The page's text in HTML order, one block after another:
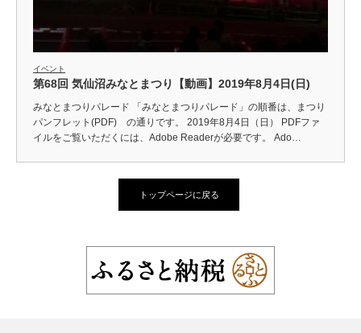
イベント
第68回 気仙沼みなとまつり【動画】2019年8月4日(日)
みなとまつりパレード 「みなとまつりパレード」の順番は、まつり
パンフレット(PDF) の通りです。 2019年8月4日（日） PDFファ
イルをご覧いただくには、Adobe Readerが必要です。 Ado…
トップページに戻る